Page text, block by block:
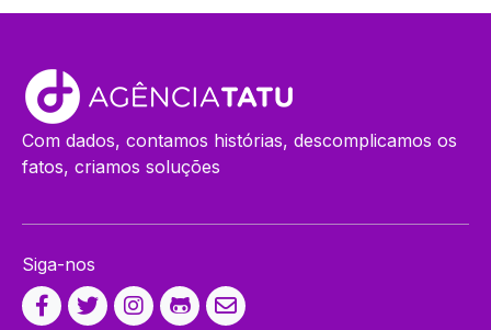
Com dados, contamos histórias, descomplicamos os
fatos, criamos soluções
Siga-nos